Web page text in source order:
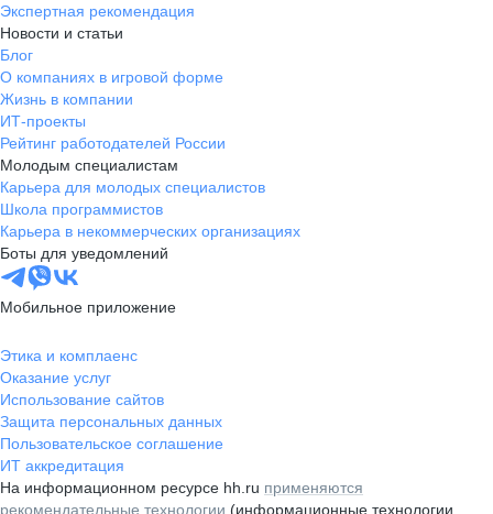
Экспертная рекомендация
Новости и статьи
Блог
О компаниях в игровой форме
Жизнь в компании
ИТ-проекты
Рейтинг работодателей России
Молодым специалистам
Карьера для молодых специалистов
Школа программистов
Карьера в некоммерческих организациях
Боты для уведомлений
Мобильное приложение
Этика и комплаенс
Оказание услуг
Использование сайтов
Защита персональных данных
Пользовательское соглашение
ИТ аккредитация
На информационном ресурсе hh.ru применяются
рекомендательные технологии (информационные технологии